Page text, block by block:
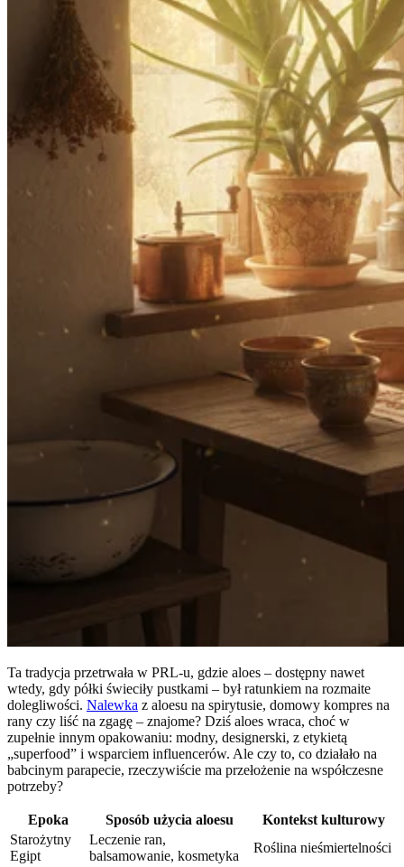
Ta tradycja przetrwała w PRL-u, gdzie aloes – dostępny nawet
wtedy, gdy półki świeciły pustkami – był ratunkiem na rozmaite
dolegliwości. Nalewka z aloesu na spirytusie, domowy kompres na
rany czy liść na zgagę – znajome? Dziś aloes wraca, choć w
zupełnie innym opakowaniu: modny, designerski, z etykietą
„superfood” i wsparciem influencerów. Ale czy to, co działało na
babcinym parapecie, rzeczywiście ma przełożenie na współczesne
potrzeby?
Epoka Sposób użycia aloesu
Kontekst kulturowy
Starożytny
Egipt
Leczenie ran,
balsamowanie, kosmetyka
Roślina nieśmiertelności